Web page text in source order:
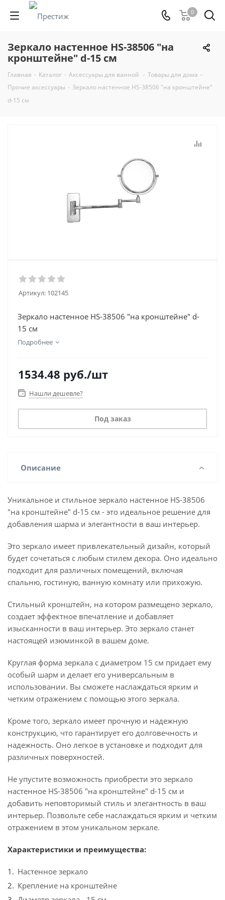
0
Зеркало настенное HS-38506 "на
кронштейне" d-15 см
Главная - Каталог - Аксессуары для ванной - Товары для дома -
Прочие аксессуары - Зеркало настенное HS-38506 "на кронштейне"
d-15 см
Артикул: 102145
Зеркало настенное HS-38506 "на кронштейне" d-
15 см
Подробнее
1534.48 руб./шт
Нашли дешевле?
Под заказ
Описание
Уникальное и стильное зеркало настенное HS-38506
"на кронштейне" d-15 см - это идеальное решение для
добавления шарма и элегантности в ваш интерьер.
Это зеркало имеет привлекательный дизайн, который
будет сочетаться с любым стилем декора. Оно идеально
подходит для различных помещений, включая
спальню, гостиную, ванную комнату или прихожую.
Стильный кронштейн, на котором размещено зеркало,
создает эффектное впечатление и добавляет
изысканности в ваш интерьер. Это зеркало станет
настоящей изюминкой в вашем доме.
Круглая форма зеркала с диаметром 15 см придает ему
особый шарм и делает его универсальным в
использовании. Вы сможете наслаждаться ярким и
четким отражением с помощью этого зеркала.
Кроме того, зеркало имеет прочную и надежную
конструкцию, что гарантирует его долговечность и
надежность. Оно легкое в установке и подходит для
различных поверхностей.
Не упустите возможность приобрести это зеркало
настенное HS-38506 "на кронштейне" d-15 см и
добавить неповторимый стиль и элегантность в ваш
интерьер. Позвольте себе наслаждаться ярким и четким
отражением в этом уникальном зеркале.
Характеристики и преимущества:
Настенное зеркало
Крепление на кронштейне